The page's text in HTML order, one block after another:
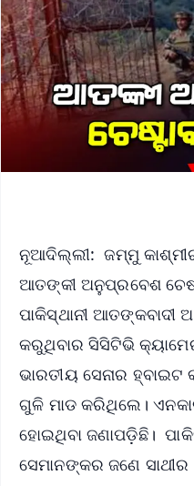
ନୂଆଦିଲ୍ଲୀ: ଜମ୍ମୁ
ଆତଙ୍କୀ ଅନୁପ୍ରବେଶ
ପାକିସ୍ଥାନୀ ଆତଙ୍କବାଦୀ
କରୁଥିବାର ସିସିଟିଭି
ଭାରତୀୟ ସେନାର
ଗୁଳି ମାଡ କରିଥିଲେ।
ହୋଇଥିବା ଜଣାପଡ଼ିଛି।
ସେମାନଙ୍କର ଜଣେ ସାଥୀର